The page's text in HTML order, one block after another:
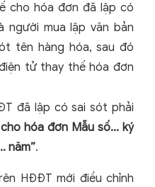
cho hóa đơn đã lập có
người mua lập văn bản
tên hàng hóa, sau đó
tử thay thế hóa đơn
đã lập có sai sót phải
hóa đơn Mẫu số... ký
năm”.
HĐĐT mới điều chỉnh